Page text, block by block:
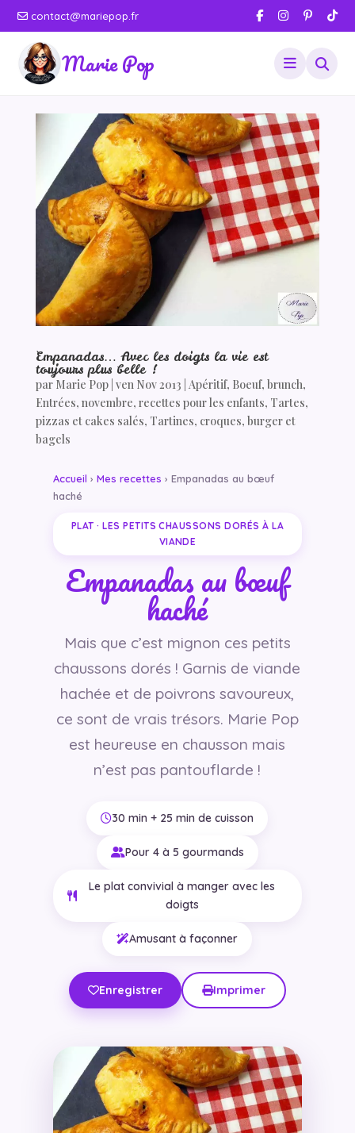
contact@mariepop.fr
Marie Pop
Empanadas… Avec les doigts la vie est
toujours plus belle !
par Marie Pop| ven Nov 2013 Apéritif, Boeuf, brunch,
Entrées, novembre, recettes pour les enfants, Tartes,
pizzas et cakes salés, Tartines, croques, burger et
bagels
Accueil › Mes recettes › Empanadas au bœuf
haché
PLAT · LES PETITS CHAUSSONS DORÉS À LA
VIANDE
Empanadas au bœuf
haché
Mais que c’est mignon ces petits
chaussons dorés ! Garnis de viande
hachée et de poivrons savoureux,
ce sont de vrais trésors. Marie Pop
est heureuse en chausson mais
n’est pas pantouflarde !
30 min + 25 min de cuisson
Pour 4 à 5 gourmands
Le plat convivial à manger avec les
doigts
Amusant à façonner
Enregistrer Imprimer